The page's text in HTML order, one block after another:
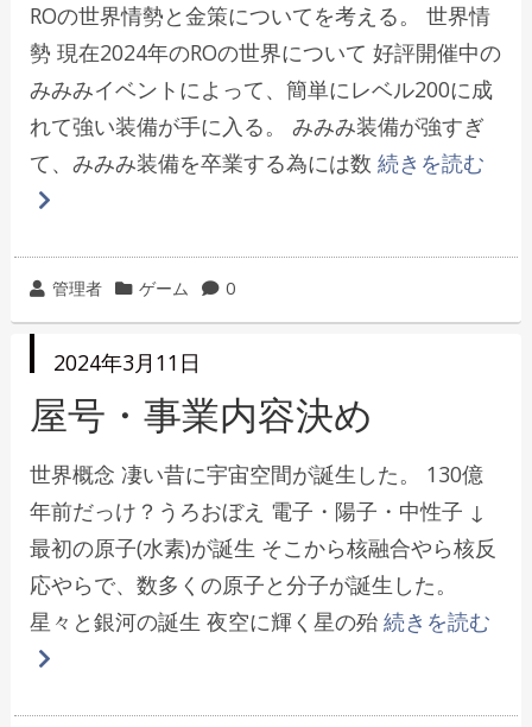
ROの世界情勢と金策についてを考える。 世界情
勢 現在2024年のROの世界について 好評開催中の
みみみイベントによって、簡単にレベル200に成
れて強い装備が手に入る。 みみみ装備が強すぎ
て、みみみ装備を卒業する為には数 続きを読む
投
稿
管理者
カ
テ
リ
ー
ゲーム 0
投
日
2024年3月11日
屋号・事業内容決め
世界概念 凄い昔に宇宙空間が誕生した。 130億
年前だっけ？うろおぼえ 電子・陽子・中性子 ↓
最初の原子(水素)が誕生 そこから核融合やら核反
応やらで、数多くの原子と分子が誕生した。
星々と銀河の誕生 夜空に輝く星の殆 続きを読む